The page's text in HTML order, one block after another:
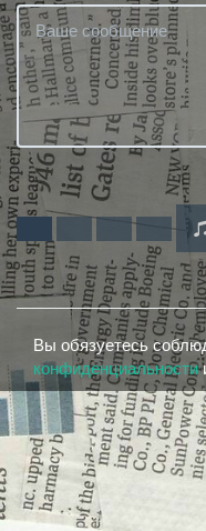
Вы обязуетесь
конфиденциальности